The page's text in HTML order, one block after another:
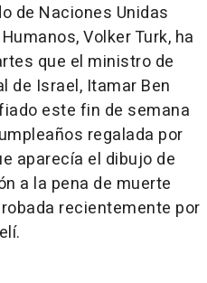
de Naciones Unidas
Volker Turk, ha
que el ministro de
de Israel, Itamar Ben
este fin de semana
regalada por
aparecía el dibujo de
a la pena de muerte
recientemente por